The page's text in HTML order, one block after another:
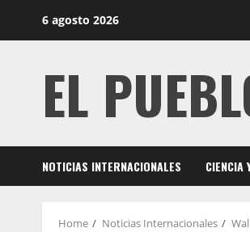
6 agosto 2026
EL
NOTICIAS INTERNACIONALES CIENCIA
Home Noticias Internacionales